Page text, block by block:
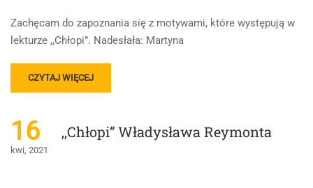
Zachęcam do zapoznania się z motywami, które występują w
lekturze ,,Chłopi”. Nadesłała: Martyna
READ
MORE
MOTYWY
W
LEKTURZE
CZYTAJ WIĘCEJ
16
kwi, 2021
,,Chłopi” Władysława Reymonta